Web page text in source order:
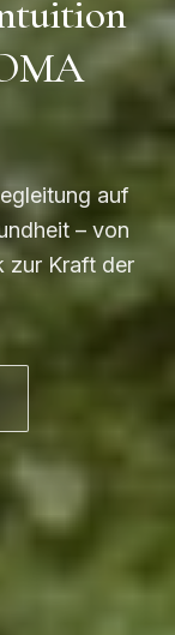
auf
– von
zur Kraft der